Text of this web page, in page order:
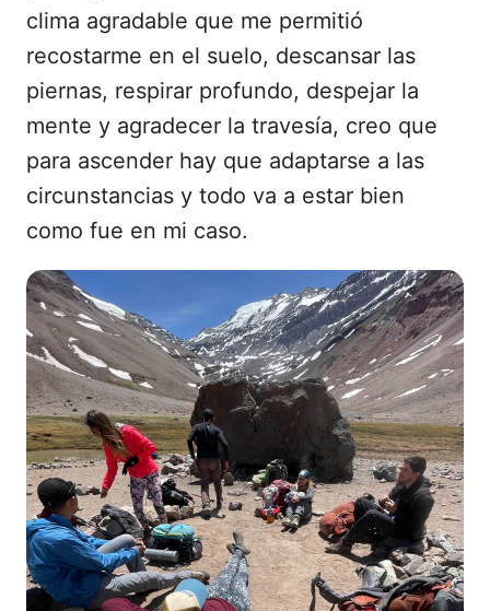
clima agradable que me permitió
recostarme en el suelo, descansar las
piernas, respirar profundo, despejar la
mente y agradecer la travesía, creo que
para ascender hay que adaptarse a las
circunstancias y todo va a estar bien
como fue en mi caso.